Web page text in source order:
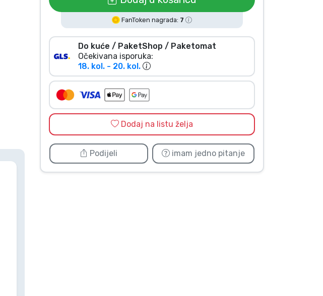
FanToken nagrada: 7
Do kuće / PaketShop / Paketomat
Očekivana isporuka:
18. kol. - 20. kol.
Dodaj na listu želja
Podijeli imam jedno pitanje